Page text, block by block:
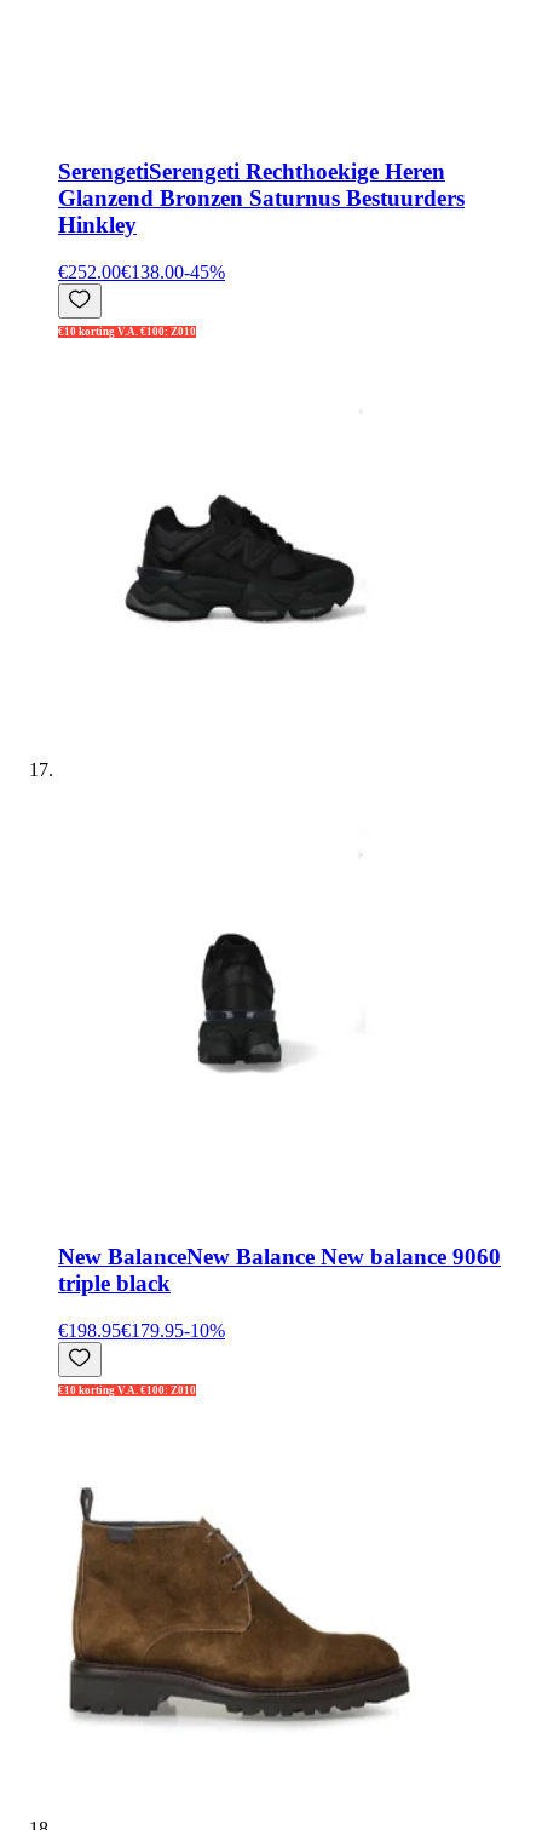
SerengetiSerengeti Rechthoekige Heren
Glanzend Bronzen Saturnus Bestuurders
Hinkley
€252.00€138.00-45%
€10 korting V.A. €100: Z010
New BalanceNew Balance New balance 9060
triple black
€198.95€179.95-10%
€10 korting V.A. €100: Z010